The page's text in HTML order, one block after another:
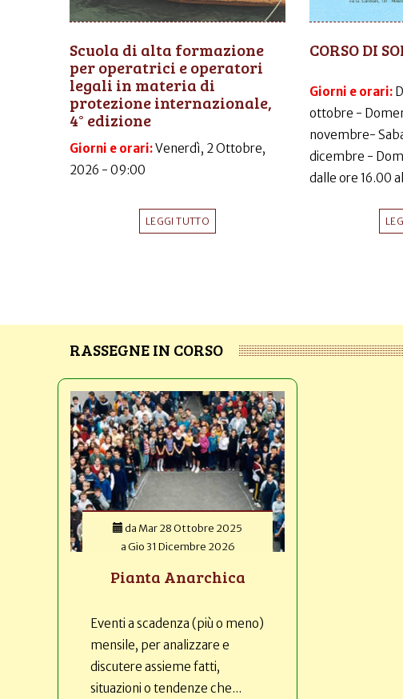
Scuola di alta formazione
per operatrici e operatori
legali in materia di
protezione internazionale,
4° edizione
Giorni e orari:Venerdì, 2 Ottobre,
2026 - 09:00
LEGGI TUTTO
CORSO DI
Giorni e orari:
ottobre -
novembre-
dicembre -
dalle ore 16.00
RASSEGNE IN CORSO
da Mar 28 Ottobre 2025
aGio 31 Dicembre 2026
Pianta Anarchica
Eventi a scadenza (più o meno)
mensile, per analizzare e
discutere assieme fatti,
situazioni o tendenze che...